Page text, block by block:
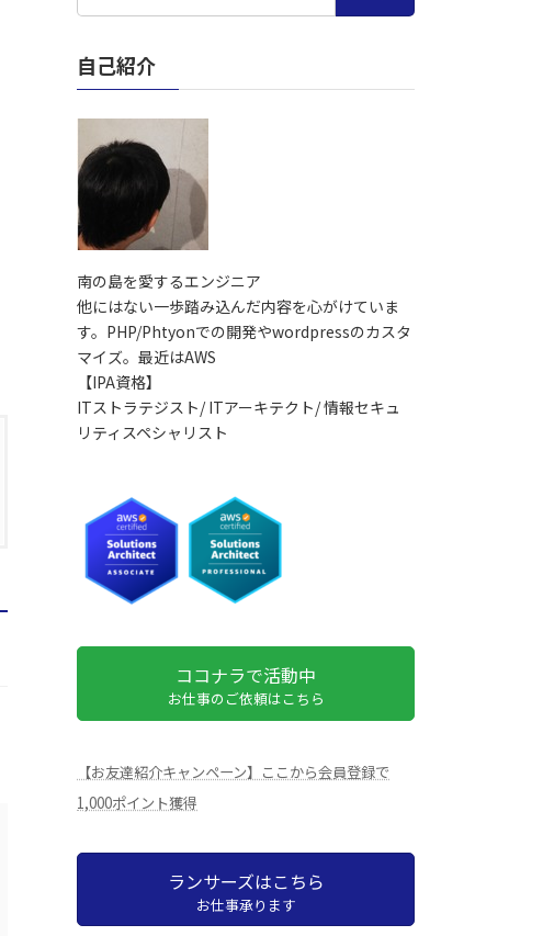
自己紹介
南の島を愛するエンジニア
他にはない一歩踏み込んだ内容を心がけていま
す。PHP/Phtyonでの開発やwordpressのカスタ
マイズ。最近はAWS
【IPA資格】
ITストラテジスト/ ITアーキテクト/ 情報セキュ
リティスペシャリスト
ココナラで活動中
お仕事のご依頼はこちら
【お友達紹介キャンペーン】ここから会員登録で
1,000ポイント獲得
ランサーズはこちら
お仕事承ります